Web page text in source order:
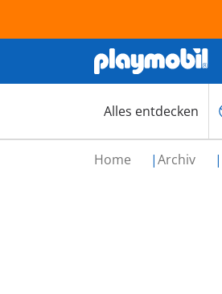
Alles entdecken
Home Archiv